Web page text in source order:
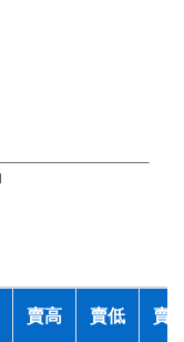
賣高 賣低 賣